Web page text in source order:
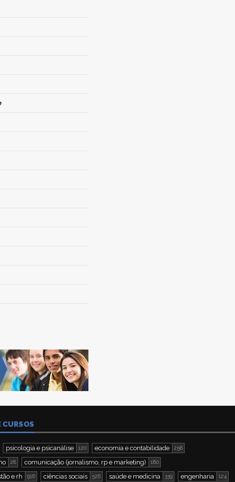
CURSOS
psicologia e psicanálise 120 economia e contabilidade 258
28 comunicação (jornalismo, rp e marketing) 180
e rh 916 ciências sociais 526 saúde e medicina 339 engenharia 124